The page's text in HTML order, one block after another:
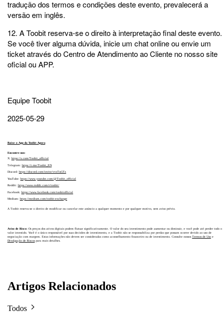
tradução dos termos e condições deste evento, prevalecerá a
versão em inglês.
12. A Toobit reserva-se o direito à interpretação final deste evento.
Se você tiver alguma dúvida, inicie um chat online ou envie um
ticket através do Centro de Atendimento ao Cliente no nosso site
oficial ou APP.
Equipe Toobit
2025-05-29
Baixe o App da Toobit Agora
Encontre-nos:
X:
https://x.com/Toobit_official
Telegram: https://t.me/Toobit_EN
Discord: https://discord.com/invite/vvxTuGTz
YouTube: https://www.youtube.com/@Toobit_official
Reddit: https://www.reddit.com/r/toobit/
Facebook: https://www.facebook.com/toobitofficial
Medium: https://medium.com/toobit-exchange
A Toobit reserva-se o direito de modificar ou cancelar este anúncio a qualquer momento e por qualquer motivo, sem aviso prévio.
Aviso de Risco:Os preços dos ativos digitais podem flutuar significativamente. O valor do seu investimento pode aumentar ou diminuir, e você pode até perder todo o
valor investido. Você é o único responsável por suas decisões de investimento, e a Toobit não se responsabiliza por perdas que possam ocorrer devido ao uso de
negociação com margem. Estas informações não devem ser consideradas como aconselhamento financeiro ou de investimento. Consulte nossos Termos de Usoe
Divulgação de Riscospara mais detalhes.
Artigos Relacionados
Todos